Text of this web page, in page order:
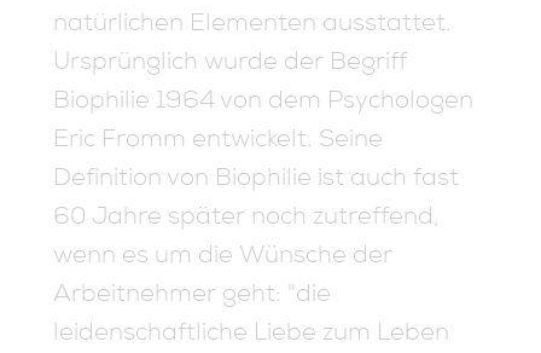
natürlichen Elementen ausstattet.
Ursprünglich wurde der Begriff
Biophilie 1964 von dem Psychologen
Eric Fromm entwickelt. Seine
Definition von Biophilie ist auch fast
60 Jahre später noch zutreffend,
wenn es um die Wünsche der
Arbeitnehmer geht: "die
leidenschaftliche Liebe zum Leben